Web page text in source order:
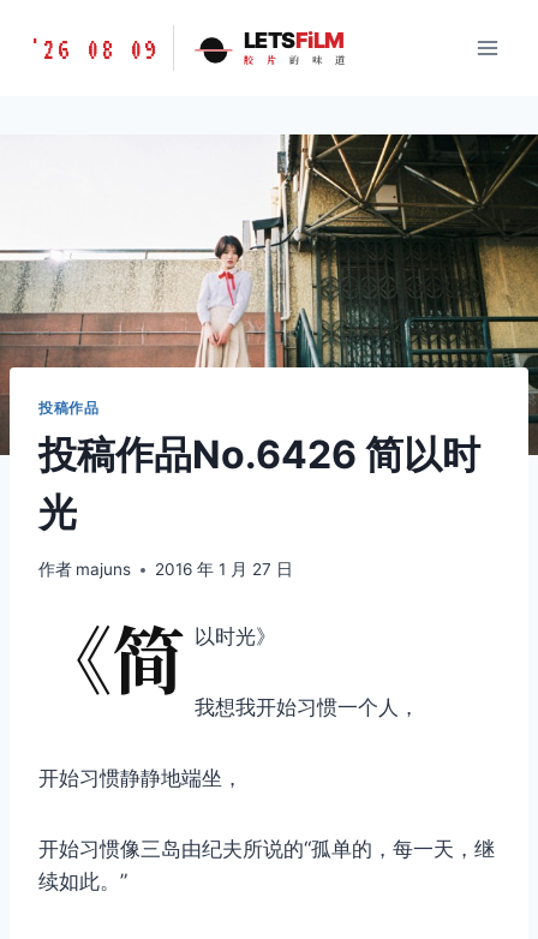
胶
'26 08 09 LETSFiLM
胶 片 的 味 道
投稿作品
投稿作品No.6426 简以时
光
作者 majuns 2016 年 1 月 27 日
《简 以时光》
我想我开始习惯一个人，
开始习惯静静地端坐，
开始习惯像三岛由纪夫所说的“孤单的，每一天，继
续如此。”